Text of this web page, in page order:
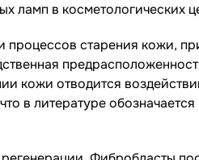
ламп в косметологических
процессов старения кожи,
кожи отводится
в литературе обозначается